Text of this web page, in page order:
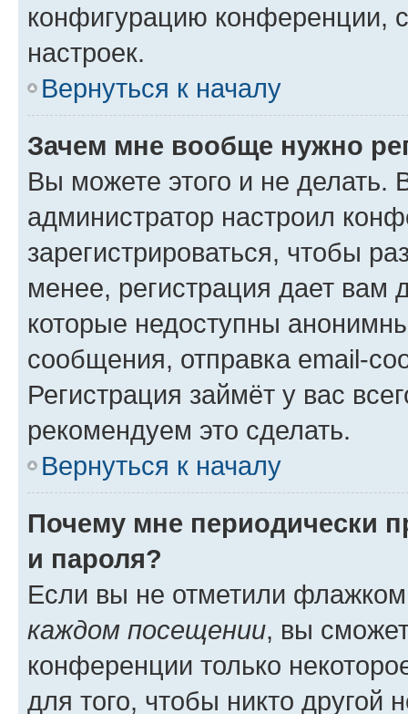
конфигурацию конференции,
настроек.
Вернуться к началу
Зачем мне вообще нужно
Вы можете этого и не делать.
администратор настроил
зарегистрироваться, чтобы
менее, регистрация дает вам
которые недоступны
сообщения, отправка email-
Регистрация займёт у вас
рекомендуем это сделать.
Вернуться к началу
Почему мне периодически
и пароля?
Если вы не отметили
каждом посещении, вы
конференции только
для того, чтобы никто другой